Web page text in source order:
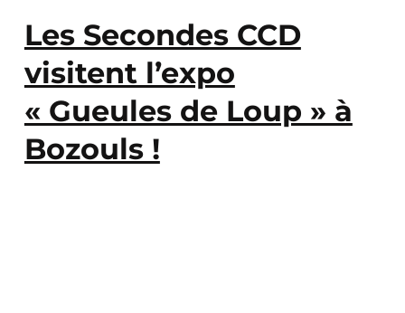
Les Secondes CCD
visitent l’expo
« Gueules de Loup » à
Bozouls !